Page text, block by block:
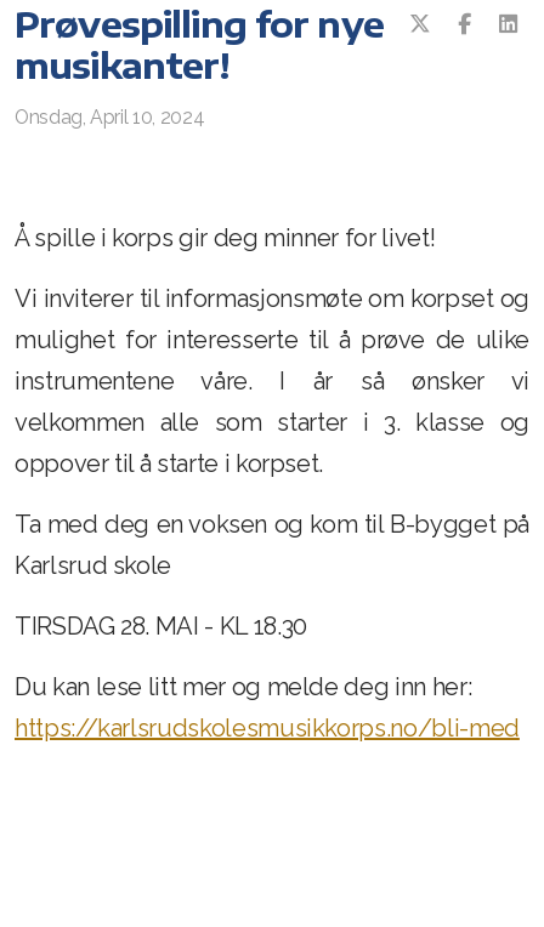
Prøvespilling for nye
musikanter!
Onsdag, April 10, 2024
Å spille i korps gir deg minner for livet!
Vi inviterer til informasjonsmøte om korpset og
mulighet for interesserte til å prøve de ulike
instrumentene våre. I år så ønsker vi
velkommen alle som starter i 3. klasse og
oppover til å starte i korpset.
Ta med deg en voksen og kom til B-bygget på
Karlsrud skole
TIRSDAG 28. MAI - KL 18.30
Du kan lese litt mer og melde deg inn her:
https://karlsrudskolesmusikkorps.no/bli-med
Uniform
Medaljer og stjerner
Dirigenter og instruktører
Innmeldingsskjema
Utmelding